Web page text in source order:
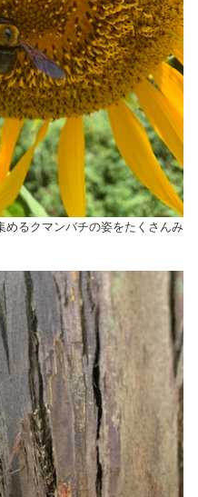
めるクマンバチの姿をたくさんみ